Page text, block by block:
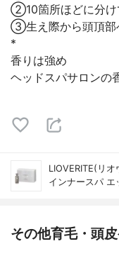
②10箇所ほどに分け
③生え際から頭頂部
*
香りは強め
ヘッドスパサロンの
LIOVERITE(リオ
インナースパ エ
その他育毛・頭